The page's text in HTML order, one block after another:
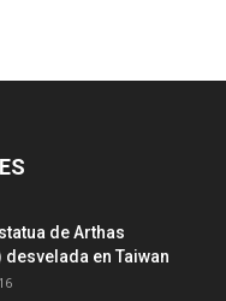
de Arthas
desvelada en Taiwan